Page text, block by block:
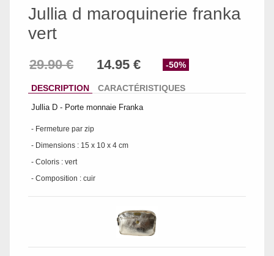
Jullia d maroquinerie franka
vert
-50%
DESCRIPTION CARACTÉRISTIQUES
Jullia D - Porte monnaie Franka
- Fermeture par zip
- Dimensions : 15 x 10 x 4 cm
- Coloris : vert
- Composition : cuir